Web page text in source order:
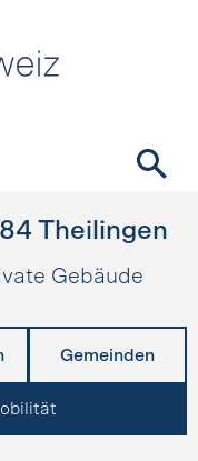
Theilingen
Gebäude
Gemeinden